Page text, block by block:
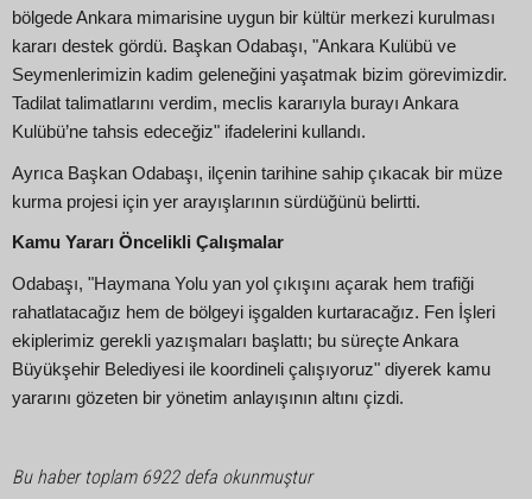
bölgede Ankara mimarisine uygun bir kültür merkezi kurulması
kararı destek gördü. Başkan Odabaşı, "Ankara Kulübü ve
Seymenlerimizin kadim geleneğini yaşatmak bizim görevimizdir.
Tadilat talimatlarını verdim, meclis kararıyla burayı Ankara
Kulübü’ne tahsis edeceğiz" ifadelerini kullandı.
Ayrıca Başkan Odabaşı, ilçenin tarihine sahip çıkacak bir müze
kurma projesi için yer arayışlarının sürdüğünü belirtti.
Kamu Yararı Öncelikli Çalışmalar
Odabaşı, "Haymana Yolu yan yol çıkışını açarak hem trafiği
rahatlatacağız hem de bölgeyi işgalden kurtaracağız. Fen İşleri
ekiplerimiz gerekli yazışmaları başlattı; bu süreçte Ankara
Büyükşehir Belediyesi ile koordineli çalışıyoruz" diyerek kamu
yararını gözeten bir yönetim anlayışının altını çizdi.
Bu haber toplam 6922 defa okunmuştur